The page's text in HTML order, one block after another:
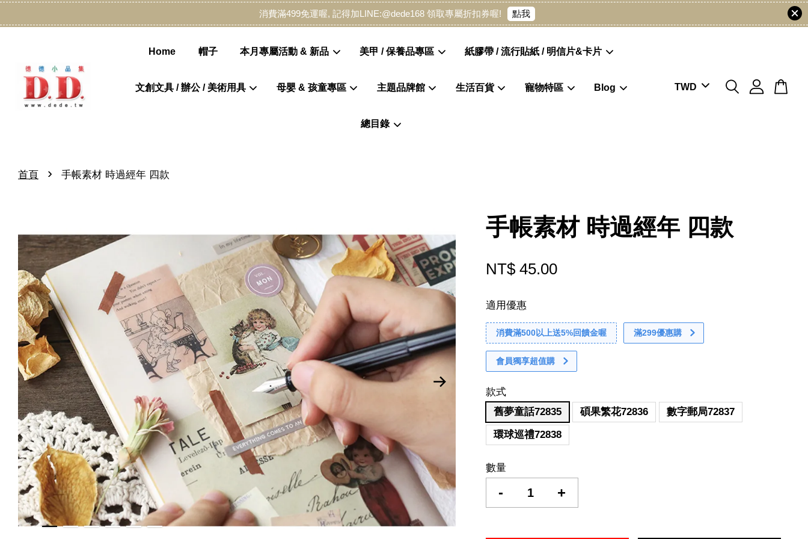
消費滿499免運喔, 記得加LINE:@dede168 領取專屬折扣券喔! 點我
Home 帽子 本月專屬活動 & 新品 美甲 / 保養品專區 紙膠帶 / 流行貼紙 / 明信片&卡片
文創文具 / 辦公 / 美術用具 母嬰 & 孩童專區 主題品牌館 生活百貨 寵物特區 Blog
總目錄
首頁 › 手帳素材 時過經年 四款
手帳素材 時過經年 四款
NT$ 45.00
適用優惠
消費滿500以上送5%回饋金喔 滿299優惠購
會員獨享超值購
款式
舊夢童話72835
碩果繁花72836
數字郵局72837
環球巡禮72838
數量
- +